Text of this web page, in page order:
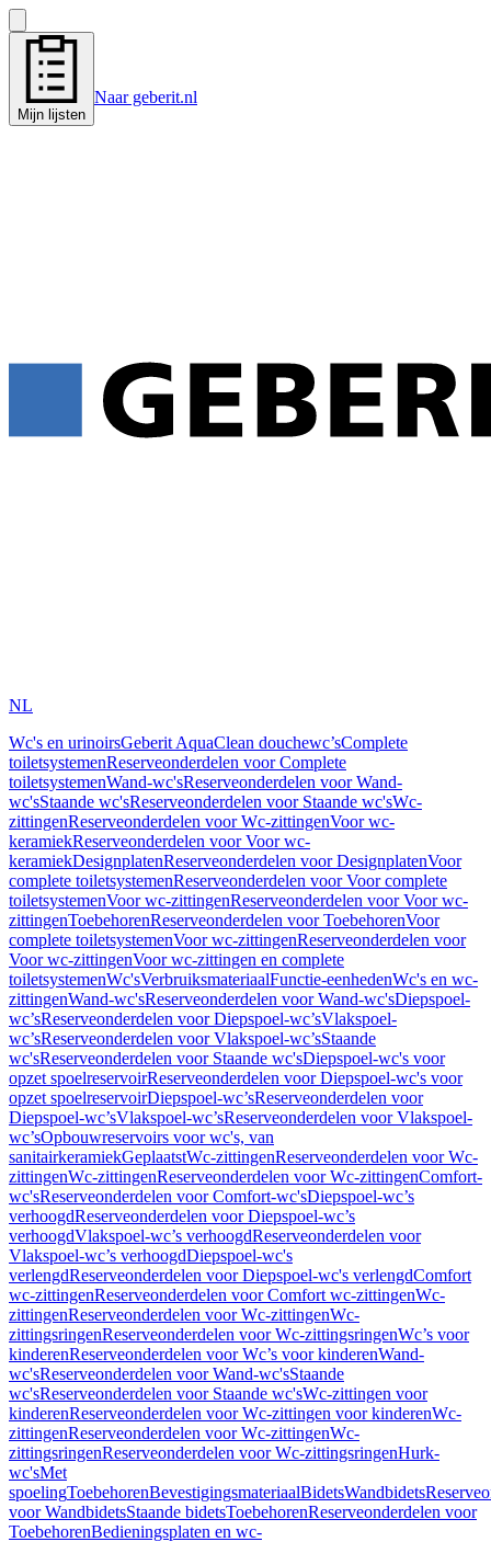
Mijn lijsten
Naar geberit.nl
NL
Wc's en urinoirsGeberit AquaClean douchewc’sComplete
toiletsystemenReserveonderdelen voor Complete
toiletsystemenWand-wc'sReserveonderdelen voor Wand-
wc'sStaande wc'sReserveonderdelen voor Staande wc'sWc-
zittingenReserveonderdelen voor Wc-zittingenVoor wc-
keramiekReserveonderdelen voor Voor wc-
keramiekDesignplatenReserveonderdelen voor DesignplatenVoor
complete toiletsystemenReserveonderdelen voor Voor complete
toiletsystemenVoor wc-zittingenReserveonderdelen voor Voor wc-
zittingenToebehorenReserveonderdelen voor ToebehorenVoor
complete toiletsystemenVoor wc-zittingenReserveonderdelen voor
Voor wc-zittingenVoor wc-zittingen en complete
toiletsystemenWc'sVerbruiksmateriaalFunctie-eenhedenWc's en wc-
zittingenWand-wc'sReserveonderdelen voor Wand-wc'sDiepspoel-
wc’sReserveonderdelen voor Diepspoel-wc’sVlakspoel-
wc’sReserveonderdelen voor Vlakspoel-wc’sStaande
wc'sReserveonderdelen voor Staande wc'sDiepspoel-wc's voor
opzet spoelreservoirReserveonderdelen voor Diepspoel-wc's voor
opzet spoelreservoirDiepspoel-wc’sReserveonderdelen voor
Diepspoel-wc’sVlakspoel-wc’sReserveonderdelen voor Vlakspoel-
wc’sOpbouwreservoirs voor wc's, van
sanitairkeramiekGeplaatstWc-zittingenReserveonderdelen voor Wc-
zittingenWc-zittingenReserveonderdelen voor Wc-zittingenComfort-
wc'sReserveonderdelen voor Comfort-wc'sDiepspoel-wc’s
verhoogdReserveonderdelen voor Diepspoel-wc’s
verhoogdVlakspoel-wc’s verhoogdReserveonderdelen voor
Vlakspoel-wc’s verhoogdDiepspoel-wc's
verlengdReserveonderdelen voor Diepspoel-wc's verlengdComfort
wc-zittingenReserveonderdelen voor Comfort wc-zittingenWc-
zittingenReserveonderdelen voor Wc-zittingenWc-
zittingsringenReserveonderdelen voor Wc-zittingsringenWc’s voor
kinderenReserveonderdelen voor Wc’s voor kinderenWand-
wc'sReserveonderdelen voor Wand-wc'sStaande
wc'sReserveonderdelen voor Staande wc'sWc-zittingen voor
kinderenReserveonderdelen voor Wc-zittingen voor kinderenWc-
zittingenReserveonderdelen voor Wc-zittingenWc-
zittingsringenReserveonderdelen voor Wc-zittingsringenHurk-
wc'sMet
spoelingToebehorenBevestigingsmateriaalBidetsWandbidets
voor WandbidetsStaande bidetsToebehorenReserveonderdelen voor
ToebehorenBedieningsplaten en wc-